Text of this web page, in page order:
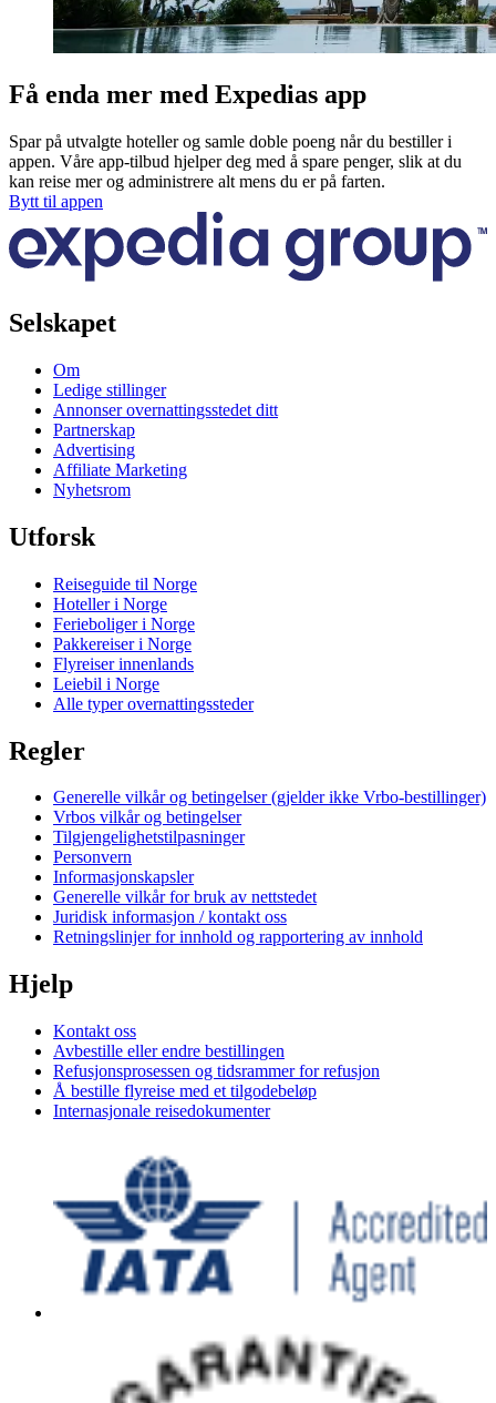
Få enda mer med Expedias app
Spar på utvalgte hoteller og samle doble poeng når du bestiller i
appen. Våre app-tilbud hjelper deg med å spare penger, slik at du
kan reise mer og administrere alt mens du er på farten.
Bytt til appen
Selskapet
Om
Ledige stillinger
Annonser overnattingsstedet ditt
Partnerskap
Advertising
Affiliate Marketing
Nyhetsrom
Utforsk
Reiseguide til Norge
Hoteller i Norge
Ferieboliger i Norge
Pakkereiser i Norge
Flyreiser innenlands
Leiebil i Norge
Alle typer overnattingssteder
Regler
Generelle vilkår og betingelser (gjelder ikke Vrbo-bestillinger)
Vrbos vilkår og betingelser
Tilgjengelighetstilpasninger
Personvern
Informasjonskapsler
Generelle vilkår for bruk av nettstedet
Juridisk informasjon / kontakt oss
Retningslinjer for innhold og rapportering av innhold
Hjelp
Kontakt oss
Avbestille eller endre bestillingen
Refusjonsprosessen og tidsrammer for refusjon
Å bestille flyreise med et tilgodebeløp
Internasjonale reisedokumenter